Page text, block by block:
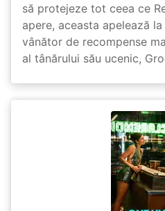
să protejeze tot ceea ce
apere, aceasta apelează
vânător de recompense
al tânărului său ucenic,